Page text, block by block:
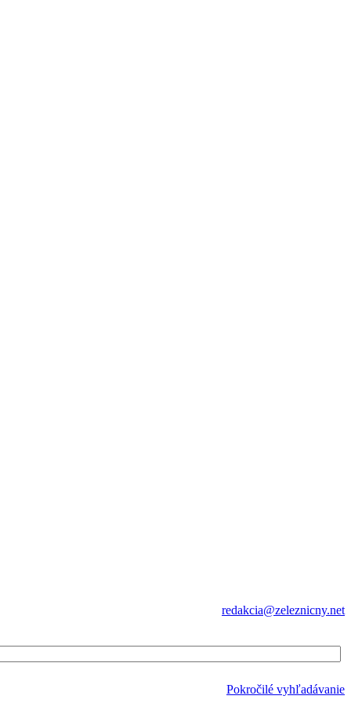
redakcia@zeleznicny.net
Pokročilé vyhľadávanie